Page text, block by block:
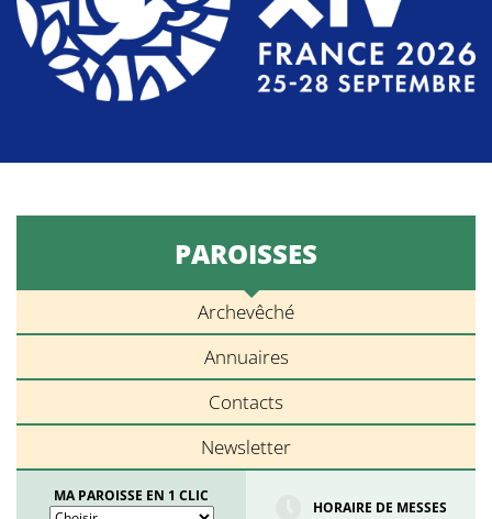
PAROISSES
Archevêché
Annuaires
Contacts
Newsletter
MA PAROISSE EN 1 CLIC
HORAIRE DE MESSES